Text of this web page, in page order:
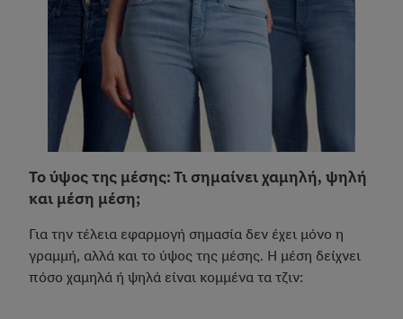
To ύψος της μέσης: Τι σημαίνει χαμηλή, ψηλή
και μέση μέση;
Για την τέλεια εφαρμογή σημασία δεν έχει μόνο η
γραμμή, αλλά και το ύψος της μέσης. Η μέση δείχνει
πόσο χαμηλά ή ψηλά είναι κομμένα τα τζιν: